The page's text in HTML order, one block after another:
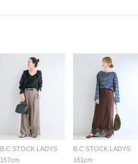
B.C STOCK LADYS
157cm
B.C STOCK LADYS
161cm